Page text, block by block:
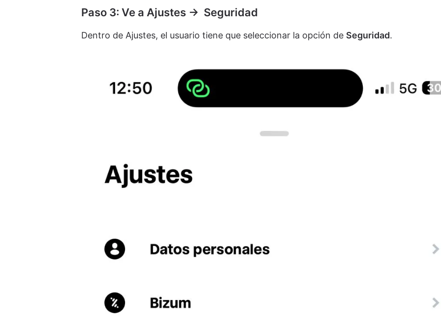
Paso 3: Ve a Ajustes → Seguridad
Dentro de Ajustes, el usuario tiene que seleccionar la opción de Seguridad.